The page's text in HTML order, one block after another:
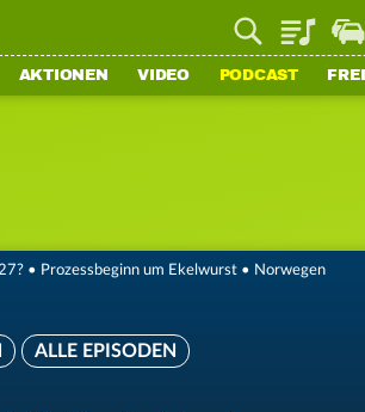
Playlist
AKTIONEN VIDEO PODCAST
• Prozessbeginn um Ekelwurst • Norwegen
ALLE EPISODEN